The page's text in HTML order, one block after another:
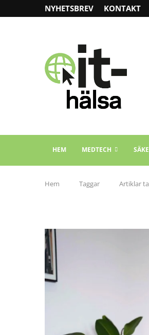
NYHETSBREV KONTAKT
HEM MEDTECH
Hem Taggar Artiklar